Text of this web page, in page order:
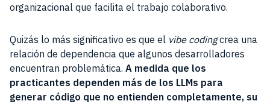
organizacional que facilita el trabajo colaborativo.
Quizás lo más significativo es que el vibe codingcrea una
relación de dependencia que algunos desarrolladores
encuentran problemática. A medida que los
practicantes dependen más de los LLMs para
generar código que no entienden completamente, su